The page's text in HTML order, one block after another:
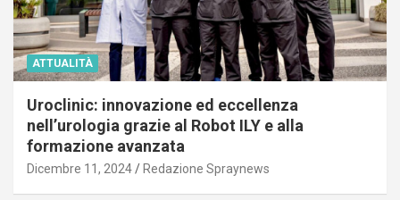
ATTUALITÀ
Uroclinic: innovazione ed eccellenza
nell’urologia grazie al Robot ILY e alla
formazione avanzata
Dicembre 11, 2024 Redazione Spraynews